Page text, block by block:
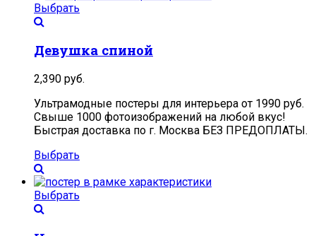
Выбрать
Девушка спиной
2,390 руб.
Ультрамодные постеры для интерьера от 1990 руб.
Свыше 1000 фотоизображений на любой вкус!
Быстрая доставка по г. Москва БЕЗ ПРЕДОПЛАТЫ.
Выбрать
Выбрать